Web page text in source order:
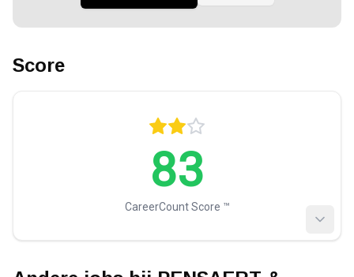
Score
83
CareerCount Score ™️